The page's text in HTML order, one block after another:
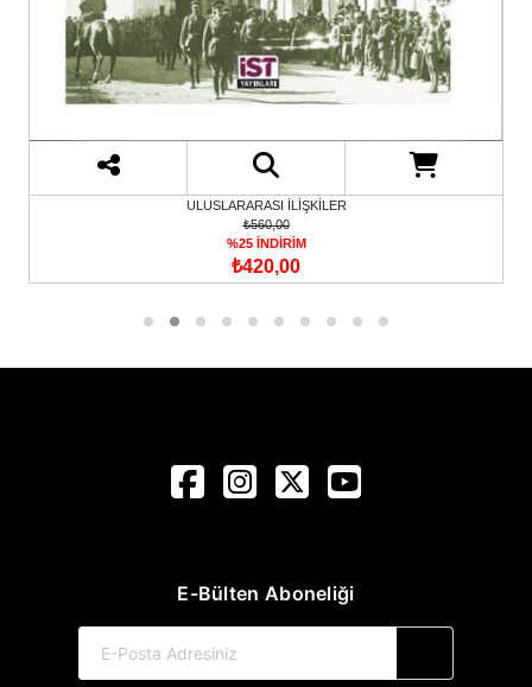
ULUSLARARASI İLİŞKİLER
₺560,00
%25 İNDİRİM
₺420,00
E-Bülten Aboneliği